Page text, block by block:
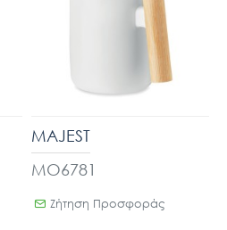
MO6781
MAJEST
Ζήτηση Προσφοράς